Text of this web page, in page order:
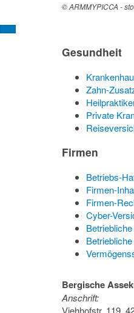
© ARMMYPICCA -
Gesundheit
Zahn-
Private
Firmen
Betriebs-
Firmen-
Firmen-
Cyber-
Bergische
Anschrift:
Viehhofstr. 119,